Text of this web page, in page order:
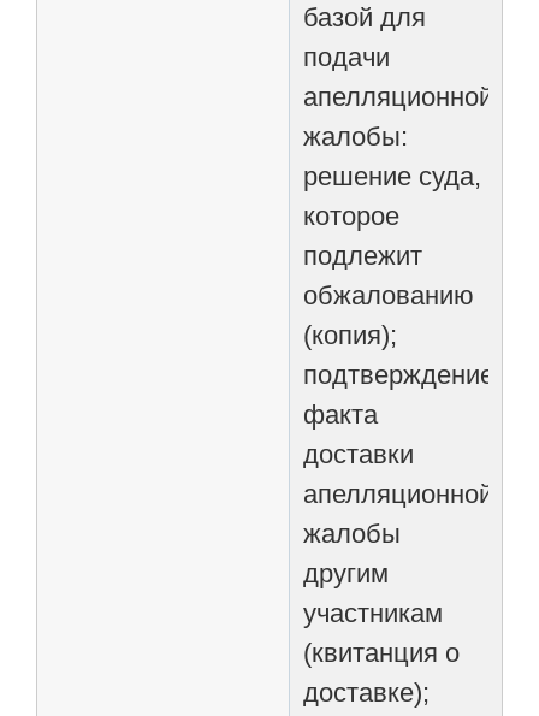
базой для
подачи
апелляционной
жалобы:
решение суда,
которое
подлежит
обжалованию
(копия);
подтверждение
факта
доставки
апелляционной
жалобы
другим
участникам
(квитанция о
доставке);